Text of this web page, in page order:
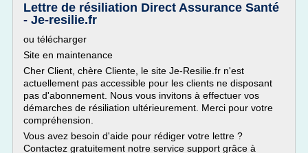
Lettre de résiliation Direct Assurance Santé
- Je-resilie.fr
ou télécharger
Site en maintenance
Cher Client, chère Cliente, le site Je-Resilie.fr n'est
actuellement pas accessible pour les clients ne disposant
pas d'abonnement. Nous vous invitons à effectuer vos
démarches de résiliation ultérieurement. Merci pour votre
compréhension.
Vous avez besoin d'aide pour rédiger votre lettre ?
Contactez gratuitement notre service support grâce à